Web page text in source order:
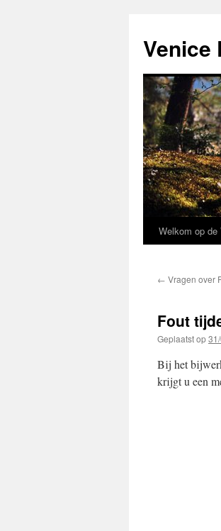
Venice
GaWelkom op de
← Vragen over
Fout
Geplaatst op
Bij het
krijgt u een